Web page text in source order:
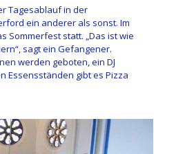
Tagesablauf in der
ein anderer als sonst. Im
Sommerfest statt. „Das ist wie
sagt ein Gefangener.
werden geboten, ein DJ
Essensständen gibt es Pizza